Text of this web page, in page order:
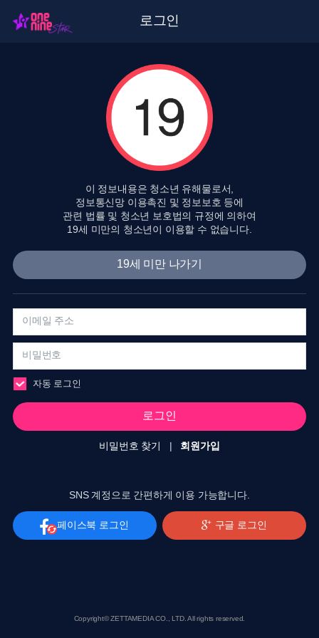
로그인
이 정보내용은 청소년 유해물로서,
정보통신망 이용촉진 및 정보보호 등에
관련 법률 및 청소년 보호법의 규정에 의하여
19세 미만의 청소년이 이용할 수 없습니다.
19세 미만 나가기
자동 로그인
로그인
비밀번호 찾기 | 회원가입
SNS 계정으로 간편하게 이용 가능합니다.
페이스북 로그인 구글 로그인
Copyright© ZETTAMEDIA CO., LTD. All rights reserved.